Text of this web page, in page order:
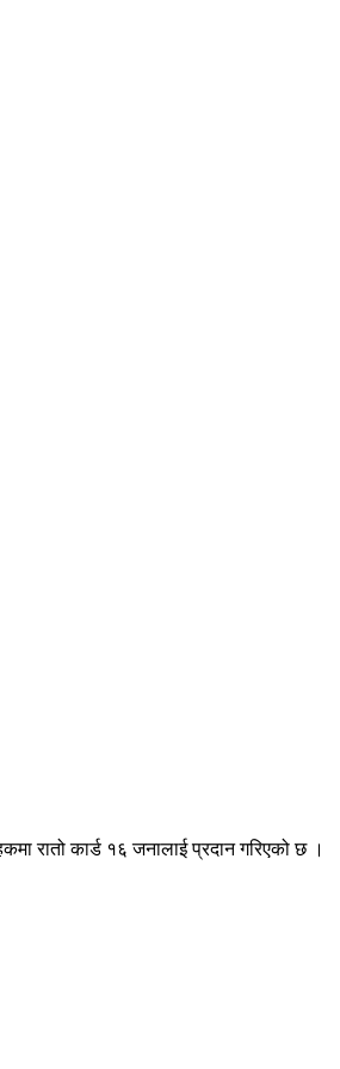
रातो कार्ड १६ जनालाई प्रदान गरिएको छ ।